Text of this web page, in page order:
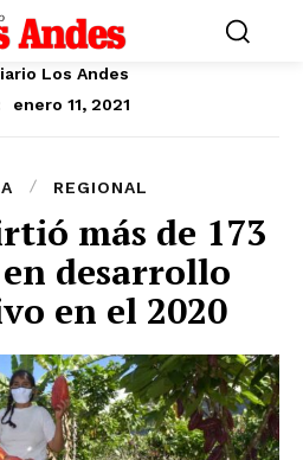
Los Andes
enero 11, 2021
REGIONAL
más de 173
desarrollo
en el 2020